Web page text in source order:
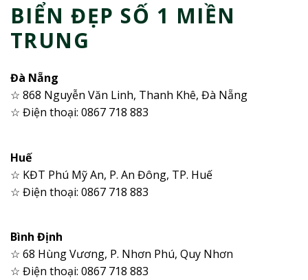
BIỂN ĐẸP SỐ 1 MIỀN
TRUNG
Đà Nẵng
☆ 868 Nguyễn Văn Linh, Thanh Khê, Đà Nẵng
☆ Điện thoại: 0867 718 883
Huế
☆ KĐT Phú Mỹ An, P. An Đông, TP. Huế
☆ Điện thoại: 0867 718 883
Bình Định
☆ 68 Hùng Vương, P. Nhơn Phú, Quy Nhơn
☆ Điện thoại: 0867 718 883